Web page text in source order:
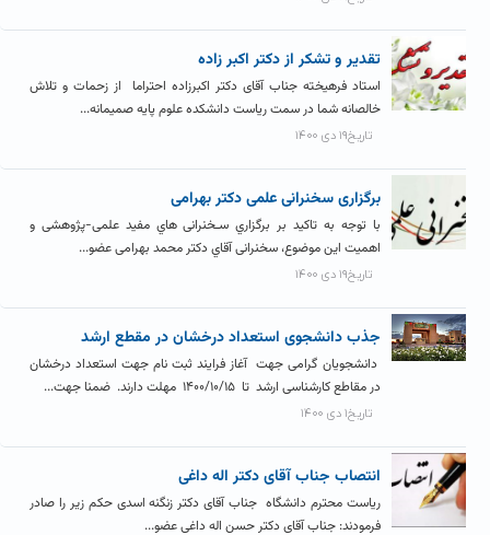
تقدیر و تشکر از دکتر اکبر زاده
استاد فرهیخته جناب آقای دکتر اکبرزاده احتراما از زحمات و تلاش
خالصانه شما در سمت ریاست دانشکده علوم پایه صمیمانه...
تاریخ۱۹ دی ۱۴۰۰
برگزاری سخنرانی علمی دکتر بهرامی
با توجه به تاکید بر برگزاري سـخنرانی هاي مفید علمی-پژوهشی و
اهمیت این موضوع، سخنرانی آقاي دکتر محمد بهرامی عضو...
تاریخ۱۹ دی ۱۴۰۰
جذب دانشجوی استعداد درخشان در مقطع ارشد
دانشجویان گرامی جهت آغاز فرایند ثبت نام جهت استعداد درخشان
در مقاطع کارشناسی ارشد تا ۱۴۰۰/۱۰/۱۵ مهلت دارند. ضمنا جهت...
تاریخ۱ دی ۱۴۰۰
انتصاب جناب آقای دکتر اله داغی
ریاست محترم دانشگاه جناب آقای دکتر زنگنه اسدی حکم زیر را صادر
فرمودند: جناب آقای دکتر حسن اله داغی عضو...